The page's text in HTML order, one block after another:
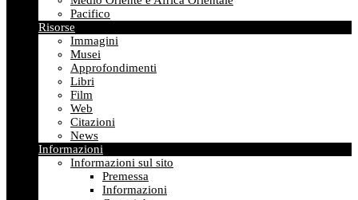
Pacifico
Risorse
Immagini
Musei
Approfondimenti
Libri
Film
Web
Citazioni
News
Informazioni
Informazioni sul sito
Premessa
Informazioni